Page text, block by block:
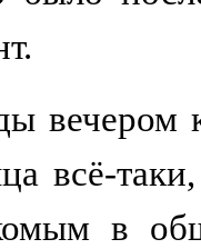
вечером
всё-
в